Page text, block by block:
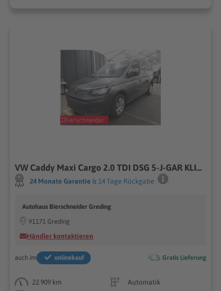
VW Caddy Maxi Cargo 2.0 TDI DSG 5-J-GAR KLIMA KAMERA
24 Monate Garantie & 14 Tage Rückgabe
Autohaus Bierschneider Greding
91171 Greding
Händler kontaktieren
auch im onlinekauf Gratis Lieferung
22.909 km
Automatik